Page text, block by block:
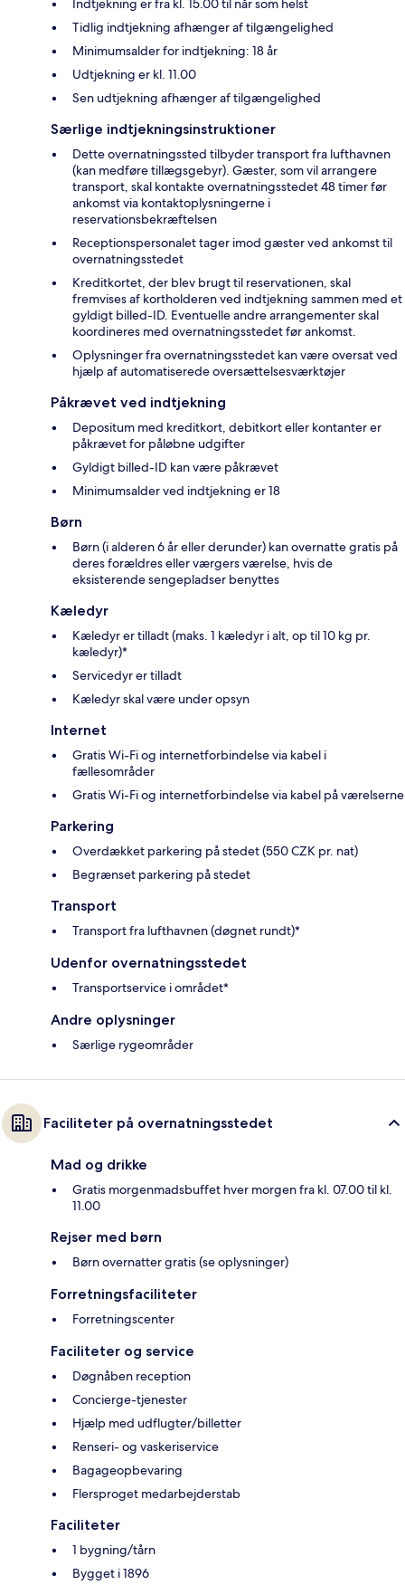
Indtjekning er fra kl. 15.00 til når som helst
Tidlig indtjekning afhænger af tilgængelighed
Minimumsalder for indtjekning: 18 år
Udtjekning er kl. 11.00
Sen udtjekning afhænger af tilgængelighed
Særlige indtjekningsinstruktioner
Dette overnatningssted tilbyder transport fra lufthavnen
(kan medføre tillægsgebyr). Gæster, som vil arrangere
transport, skal kontakte overnatningsstedet 48 timer før
ankomst via kontaktoplysningerne i
reservationsbekræftelsen
Receptionspersonalet tager imod gæster ved ankomst til
overnatningsstedet
Kreditkortet, der blev brugt til reservationen, skal
fremvises af kortholderen ved indtjekning sammen med et
gyldigt billed-ID. Eventuelle andre arrangementer skal
koordineres med overnatningsstedet før ankomst.
Oplysninger fra overnatningsstedet kan være oversat ved
hjælp af automatiserede oversættelsesværktøjer
Påkrævet ved indtjekning
Depositum med kreditkort, debitkort eller kontanter er
påkrævet for påløbne udgifter
Gyldigt billed-ID kan være påkrævet
Minimumsalder ved indtjekning er 18
Børn
Børn (i alderen 6 år eller derunder) kan overnatte gratis på
deres forældres eller værgers værelse, hvis de
eksisterende sengepladser benyttes
Kæledyr
Kæledyr er tilladt (maks. 1 kæledyr i alt, op til 10 kg pr.
kæledyr)*
Servicedyr er tilladt
Kæledyr skal være under opsyn
Internet
Gratis Wi-Fi og internetforbindelse via kabel i
fællesområder
Gratis Wi-Fi og internetforbindelse via kabel på værelserne
Parkering
Overdækket parkering på stedet (550 CZK pr. nat)
Begrænset parkering på stedet
Transport
Transport fra lufthavnen (døgnet rundt)*
Udenfor overnatningsstedet
Transportservice i området*
Andre oplysninger
Særlige rygeområder
Faciliteter på overnatningsstedet
Mad og drikke
Gratis morgenmadsbuffet hver morgen fra kl. 07.00 til kl.
11.00
Rejser med børn
Børn overnatter gratis (se oplysninger)
Forretningsfaciliteter
Forretningscenter
Faciliteter og service
Døgnåben reception
Concierge-tjenester
Hjælp med udflugter/billetter
Renseri- og vaskeriservice
Bagageopbevaring
Flersproget medarbejderstab
Faciliteter
1 bygning/tårn
Bygget i 1896